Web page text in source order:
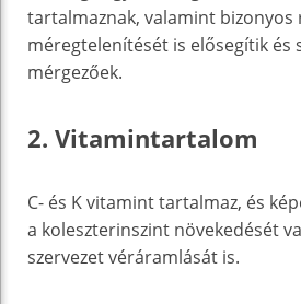
tartalmaznak, valamint bizonyos
méregtelenítését is elősegítik és
mérgezőek.
2. Vitamintartalom
C- és K vitamint tartalmaz, és
a koleszterinszint növekedését
szervezet véráramlását is.